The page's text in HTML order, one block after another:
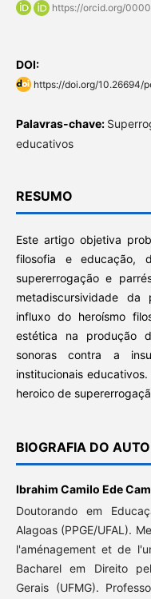
https://orcid.org/
DOI:
https://doi.org/10.26694/
Palavras-chave:
educativos
RESUMO
Este artigo objetiva
filosofia e educação,
supererrogação e
metadiscursividade
influxo do heroísmo
estética na produção
sonoras contra a
institucionais
heroico de
BIOGRAFIA DO
Ibrahim Camilo Ede
Doutorando em
Alagoas (PPGE/UFAL).
l'aménagement et de
Bacharel em Direito
Gerais (UFMG).